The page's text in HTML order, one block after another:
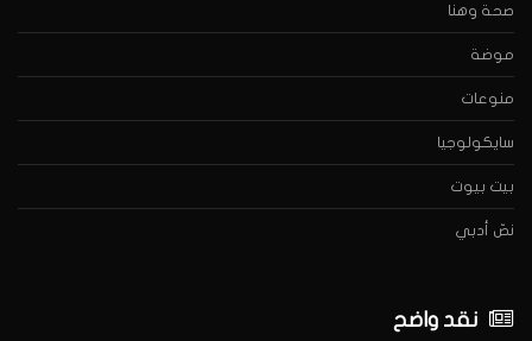
صحة وهنا
موضة
منوعات
سايكولوجيا
بيت بيوت
نصّ أدبي
نقد واضح